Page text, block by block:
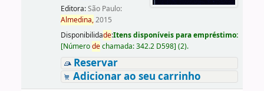
Editora:São Paulo:
Almedina,2015
Disponibilidade:Itens disponíveis para empréstimo:
[Númerodechamada:342.2 D598] (2).
Reservar
Adicionar ao seu carrinho